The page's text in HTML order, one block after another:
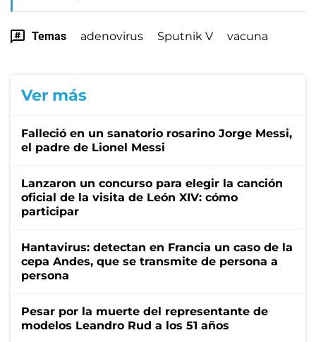
Temas adenovirus Sputnik V vacuna
Ver más
Falleció en un sanatorio rosarino Jorge Messi,
el padre de Lionel Messi
Lanzaron un concurso para elegir la canción
oficial de la visita de León XIV: cómo
participar
Hantavirus: detectan en Francia un caso de la
cepa Andes, que se transmite de persona a
persona
Pesar por la muerte del representante de
modelos Leandro Rud a los 51 años